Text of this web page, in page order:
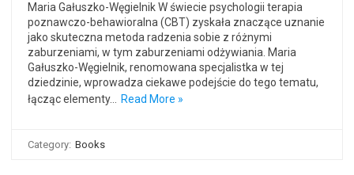
Maria Gałuszko-Węgielnik W świecie psychologii terapia
poznawczo-behawioralna (CBT) zyskała znaczące uznanie
jako skuteczna metoda radzenia sobie z różnymi
zaburzeniami, w tym zaburzeniami odżywiania. Maria
Gałuszko-Węgielnik, renomowana specjalistka w tej
dziedzinie, wprowadza ciekawe podejście do tego tematu,
łącząc elementy…
Read More »
Category: Books